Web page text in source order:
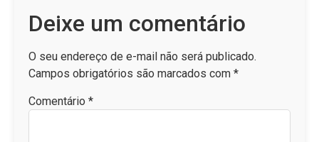
Deixe um comentário
O seu endereço de e-mail não será publicado.
Campos obrigatórios são marcados com *
Comentário *